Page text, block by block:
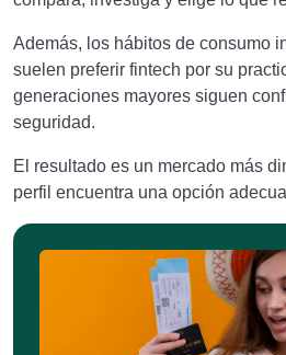
Además, los hábitos de consumo
suelen preferir fintech por su
generaciones mayores siguen
seguridad.
El resultado es un mercado más
perfil encuentra una opción